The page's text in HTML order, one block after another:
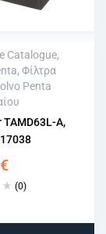
Catalogue,
, Φίλτρα
Penta
A,
€
(0)
αποστολή
εντός
χωρίς